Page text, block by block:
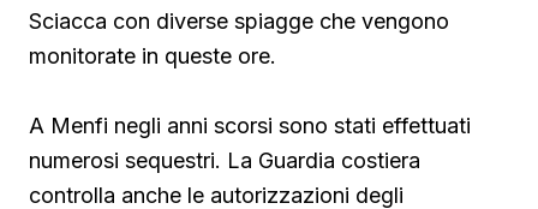
Sciacca con diverse spiagge che vengono
monitorate in queste ore.
A Menfi negli anni scorsi sono stati effettuati
numerosi sequestri. La Guardia costiera
controlla anche le autorizzazioni degli